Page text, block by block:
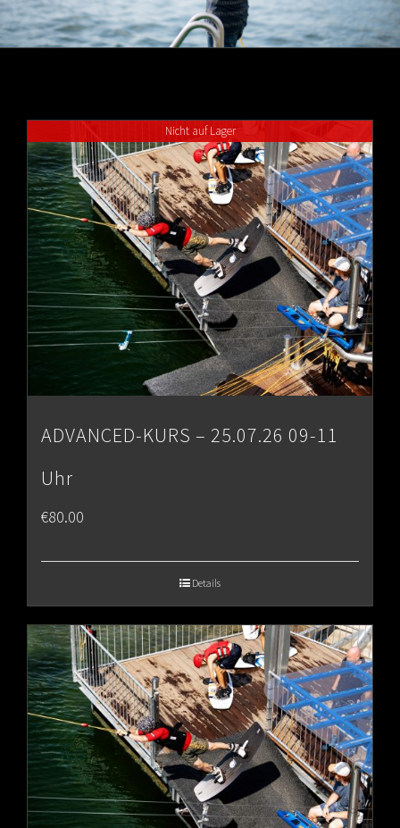
Nicht auf Lager
ADVANCED-KURS – 25.07.26 09-11
Uhr
€80.00
Details